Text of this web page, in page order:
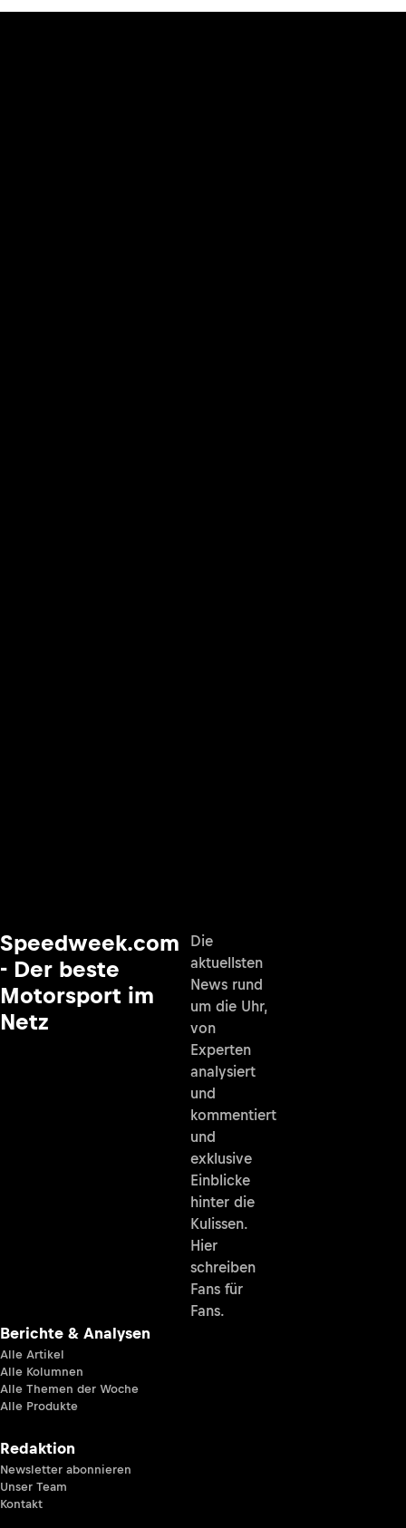
Speedweek.com
- Der beste
Motorsport im
Netz
Die
aktuellsten
News rund
um die Uhr,
von
Experten
analysiert
und
kommentiert
und
exklusive
Einblicke
hinter die
Kulissen.
Hier
schreiben
Fans für
Fans.
Berichte & Analysen
Alle Artikel
Alle Kolumnen
Alle Themen der Woche
Alle Produkte
Redaktion
Newsletter abonnieren
Unser Team
Kontakt